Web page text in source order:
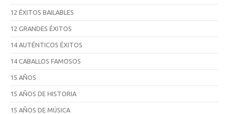
12 ÉXITOS BAILABLES
12 GRANDES ÉXITOS
14 AUTÉNTICOS ÉXITOS
14 CABALLOS FAMOSOS
15 AÑOS
15 AÑOS DE HISTORIA
15 AÑOS DE MÚSICA